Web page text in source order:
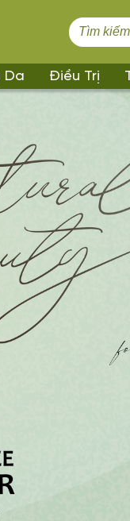
Tìm
kiếm
cho:
Da Điều Trị